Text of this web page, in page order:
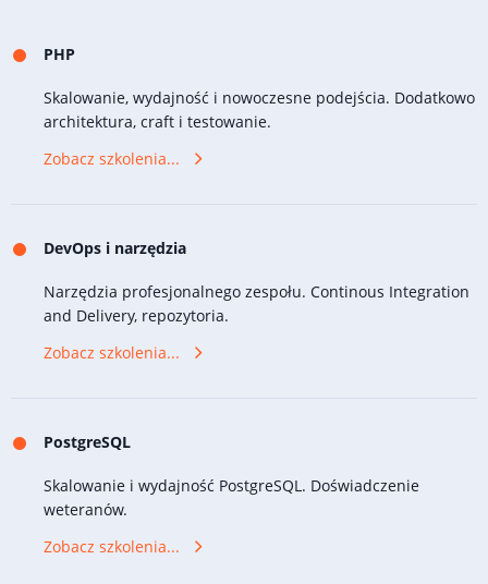
PHP
Skalowanie, wydajność i nowoczesne podejścia. Dodatkowo
architektura, craft i testowanie.
Zobacz szkolenia...
DevOps i narzędzia
Narzędzia profesjonalnego zespołu. Continous Integration
and Delivery, repozytoria.
Zobacz szkolenia...
PostgreSQL
Skalowanie i wydajność PostgreSQL. Doświadczenie
weteranów.
Zobacz szkolenia...